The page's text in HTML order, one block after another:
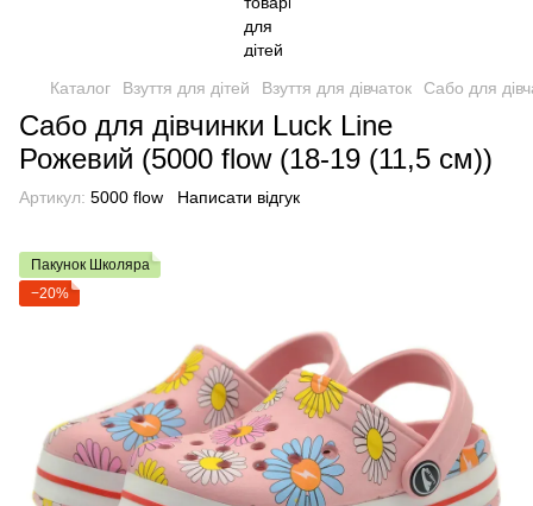
Каталог Взуття для дітей Взуття для дівчаток Сабо для
Сабо для дівчинки Luck Line
Рожевий (5000 flow (18-19 (11,5 см))
Артикул: 5000 flow Написати відгук
Пакунок Школяра
−20%